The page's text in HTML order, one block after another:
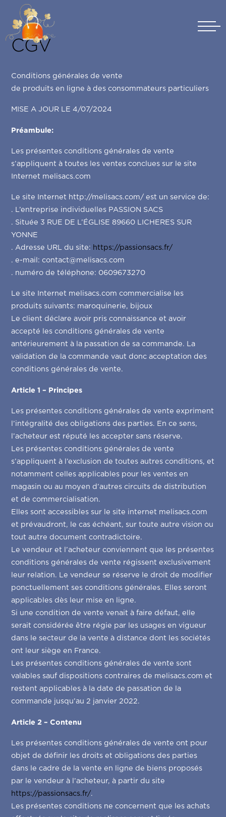
content
CGV
Conditions générales de vente
de produits en ligne à des consommateurs particuliers
MISE A JOUR LE 4/07/2024
Préambule:
Les présentes conditions générales de vente
s’appliquent à toutes les ventes conclues sur le site
Internet melisacs.com
Le site Internet http://melisacs.com/ est un service de:
. L’entreprise individuelles PASSION SACS
. Située 3 RUE DE L’ÉGLISE 89660 LICHERES SUR
YONNE
. Adresse URL du site: https://passionsacs.fr/
. e-mail: contact@melisacs.com
. numéro de téléphone: 0609673270
Le site Internet melisacs.com commercialise les
produits suivants: maroquinerie, bijoux
Le client déclare avoir pris connaissance et avoir
accepté les conditions générales de vente
antérieurement à la passation de sa commande. La
validation de la commande vaut donc acceptation des
conditions générales de vente.
Article 1 – Principes
Les présentes conditions générales de vente expriment
l’intégralité des obligations des parties. En ce sens,
l’acheteur est réputé les accepter sans réserve.
Les présentes conditions générales de vente
s’appliquent à l’exclusion de toutes autres conditions, et
notamment celles applicables pour les ventes en
magasin ou au moyen d’autres circuits de distribution
et de commercialisation.
Elles sont accessibles sur le site internet melisacs.com
et prévaudront, le cas échéant, sur toute autre vision ou
tout autre document contradictoire.
Le vendeur et l’acheteur conviennent que les présentes
conditions générales de vente régissent exclusivement
leur relation. Le vendeur se réserve le droit de modifier
ponctuellement ses conditions générales. Elles seront
applicables dès leur mise en ligne.
Si une condition de vente venait à faire défaut, elle
serait considérée être régie par les usages en vigueur
dans le secteur de la vente à distance dont les sociétés
ont leur siège en France.
Les présentes conditions générales de vente sont
valables sauf dispositions contraires de melisacs.com et
restent applicables à la date de passation de la
commande jusqu’au 2 janvier 2022.
Article 2 – Contenu
Les présentes conditions générales de vente ont pour
objet de définir les droits et obligations des parties
dans le cadre de la vente en ligne de biens proposés
par le vendeur à l’acheteur, à partir du site
https://passionsacs.fr/.
Les présentes conditions ne concernent que les achats